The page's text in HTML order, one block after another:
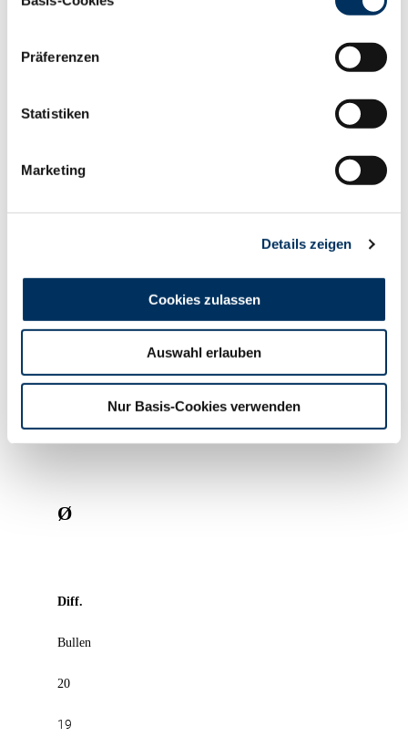
Präferenzen
Statistiken
Marketing
Details zeigen
Cookies zulassen
Auswahl erlauben
Nur Basis-Cookies verwenden
von -
bis
Ø
Diff.
Bullen
20
19